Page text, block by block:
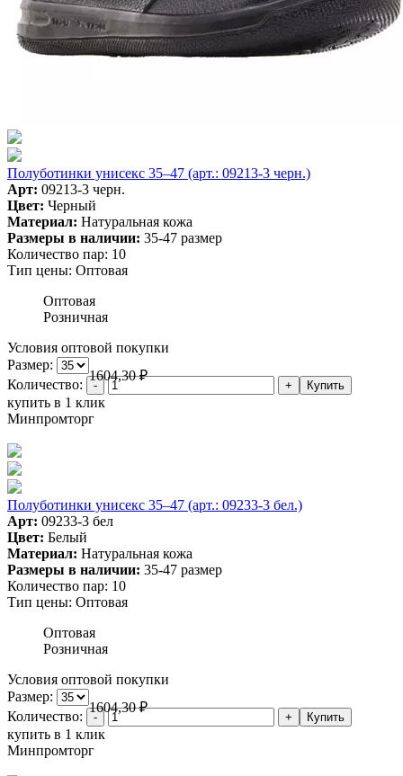
Полуботинки унисекс 35–47 (арт.: 09213-3 черн.)
Арт: 09213-3 черн.
Цвет: Черный
Материал: Натуральная кожа
Размеры в наличии: 35-47 размер
Количество пар: 10
Тип цены: Оптовая
Оптовая
Розничная
Условия оптовой покупки
Размер:
1604,30₽
Количество:
купить в 1 клик
Минпромторг
Полуботинки унисекс 35–47 (арт.: 09233-3 бел.)
Арт: 09233-3 бел
Цвет: Белый
Материал: Натуральная кожа
Размеры в наличии: 35-47 размер
Количество пар: 10
Тип цены: Оптовая
Оптовая
Розничная
Условия оптовой покупки
Размер:
1604,30₽
Количество:
купить в 1 клик
Минпромторг